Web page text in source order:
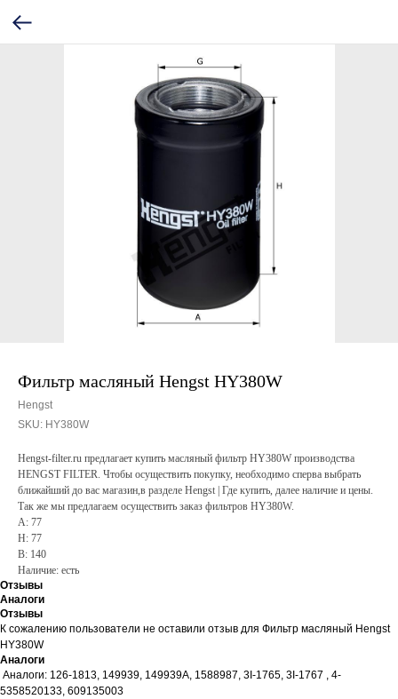
Фильтр масляный Hengst HY380W
Hengst
SKU: HY380W
Hengst-filter.ru предлагает купить масляный фильтр HY380W производства
HENGST FILTER. Чтобы осуществить покупку, необходимо сперва выбрать
ближайший до вас магазин,в разделе Hengst | Где купить, далее наличие и цены.
Так же мы предлагаем осуществить заказ фильтров HY380W.
A: 77
H: 77
B: 140
Наличие: есть
Отзывы
Аналоги
Отзывы
К сожалению пользователи не оставили отзыв для Фильтр масляный Hengst
HY380W
Аналоги
Аналоги: 126-1813, 149939, 149939A, 1588987, 3I-1765, 3I-1767 , 4-
5358520133, 609135003